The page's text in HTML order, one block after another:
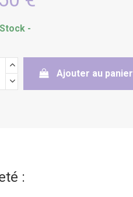
Stock -
Ajouter au panier
: